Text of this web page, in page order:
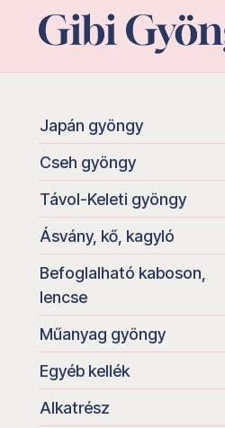
Japán gyöngy
Cseh gyöngy
Távol-Keleti gyöngy
Ásvány, kő, kagyló
Befoglalható kaboson,
lencse
Műanyag gyöngy
Egyéb kellék
Alkatrész